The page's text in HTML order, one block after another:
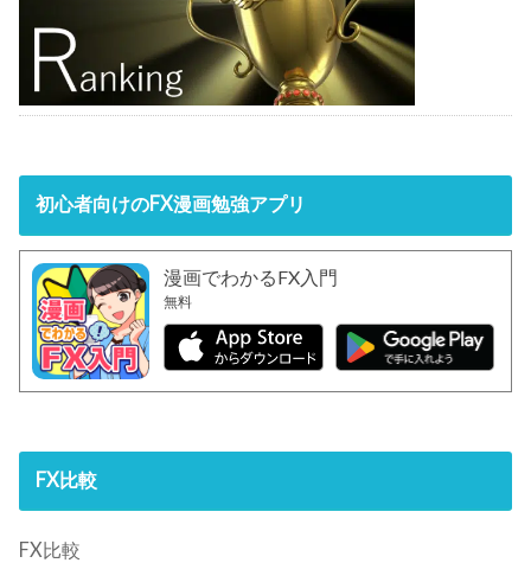
初心者向けのFX漫画勉強アプリ
漫画でわかるFX入門
無料
FX比較
FX比較